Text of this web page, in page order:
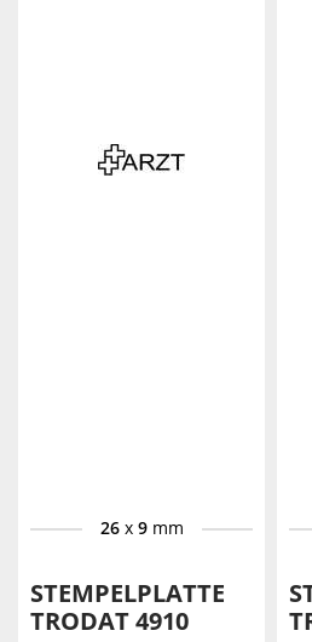
26x 9mm
STEMPELPLATTE
TRODAT 4910